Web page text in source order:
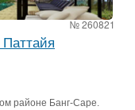
№ 260821
районе Банг-Саре.